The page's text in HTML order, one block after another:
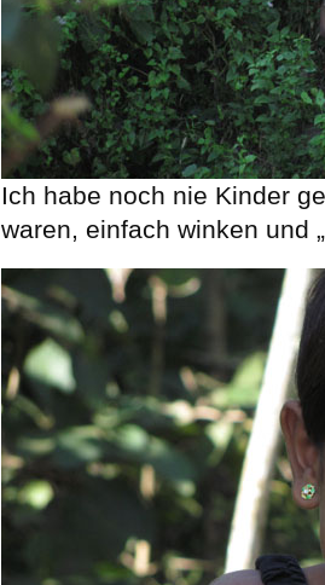
Ich habe noch nie Kinder
waren, einfach winken und